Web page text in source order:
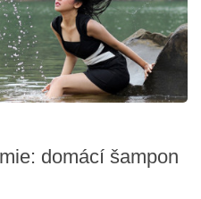
domácí šampon